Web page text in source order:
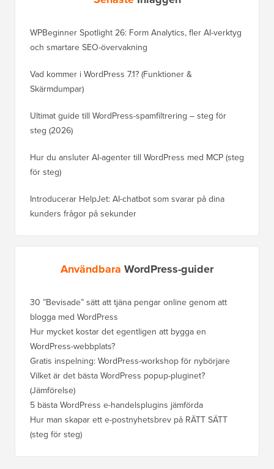
WPBeginner Spotlight 26: Form Analytics, fler AI-verktyg
och smartare SEO-övervakning
Vad kommer i WordPress 7.1? (Funktioner &
Skärmdumpar)
Ultimat guide till WordPress-spamfiltrering – steg för
steg (2026)
Hur du ansluter AI-agenter till WordPress med MCP (steg
för steg)
Introducerar HelpJet: AI-chatbot som svarar på dina
kunders frågor på sekunder
Användbara WordPress-guider
30 ”Bevisade” sätt att tjäna pengar online genom att
blogga med WordPress
Hur mycket kostar det egentligen att bygga en
WordPress-webbplats?
Gratis inspelning: WordPress-workshop för nybörjare
Vilket är det bästa WordPress popup-pluginet?
(Jämförelse)
5 bästa WordPress e-handelsplugins jämförda